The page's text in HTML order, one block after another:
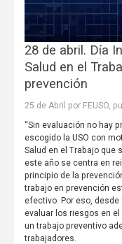
28 de abril. Día
Salud en el
prevención
25 de Abril por FEUSO,
“Sin evaluación no hay
escogido la USO con
Salud en el Trabajo que
este año se centra en
principio de la
trabajo en prevención
efectivo. Por eso,
evaluar los riesgos en
un trabajo preventivo
trabajadores.